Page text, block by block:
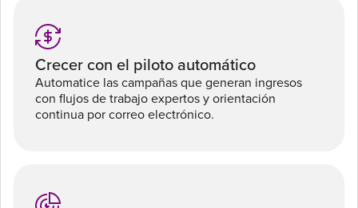
Crecer con el piloto automático
Automatice las campañas que generan ingresos
con flujos de trabajo expertos y orientación
continua por correo electrónico.